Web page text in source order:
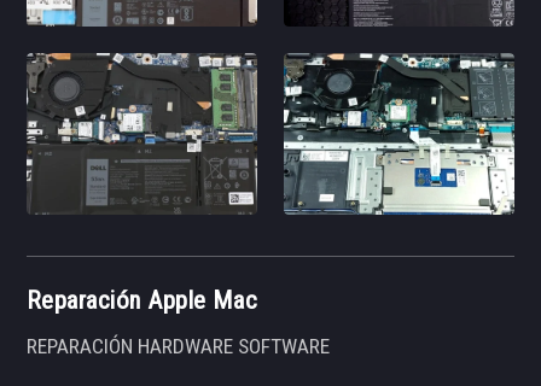
Reparación Apple Mac
REPARACIÓN HARDWARE SOFTWARE